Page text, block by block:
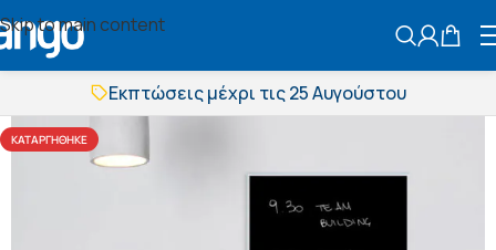
Skip to main content
Εκπτώσεις μέχρι τις 25 Αυγούστου
Δωρεάν μεταφορικά
Δωρεάν μεταφορικά
ΚΑΤΑΡΓΉΘΗΚΕ